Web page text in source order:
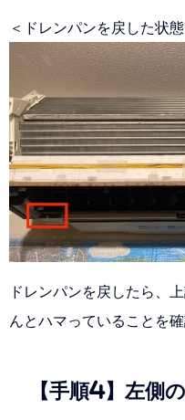
＜ドレンパンを戻した状態
ドレンパンを戻したら、
んとハマっていることを確
【手順4】左側